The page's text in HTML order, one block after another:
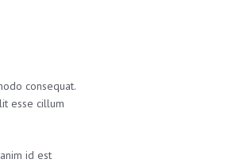
consequat.
esse cillum
id est